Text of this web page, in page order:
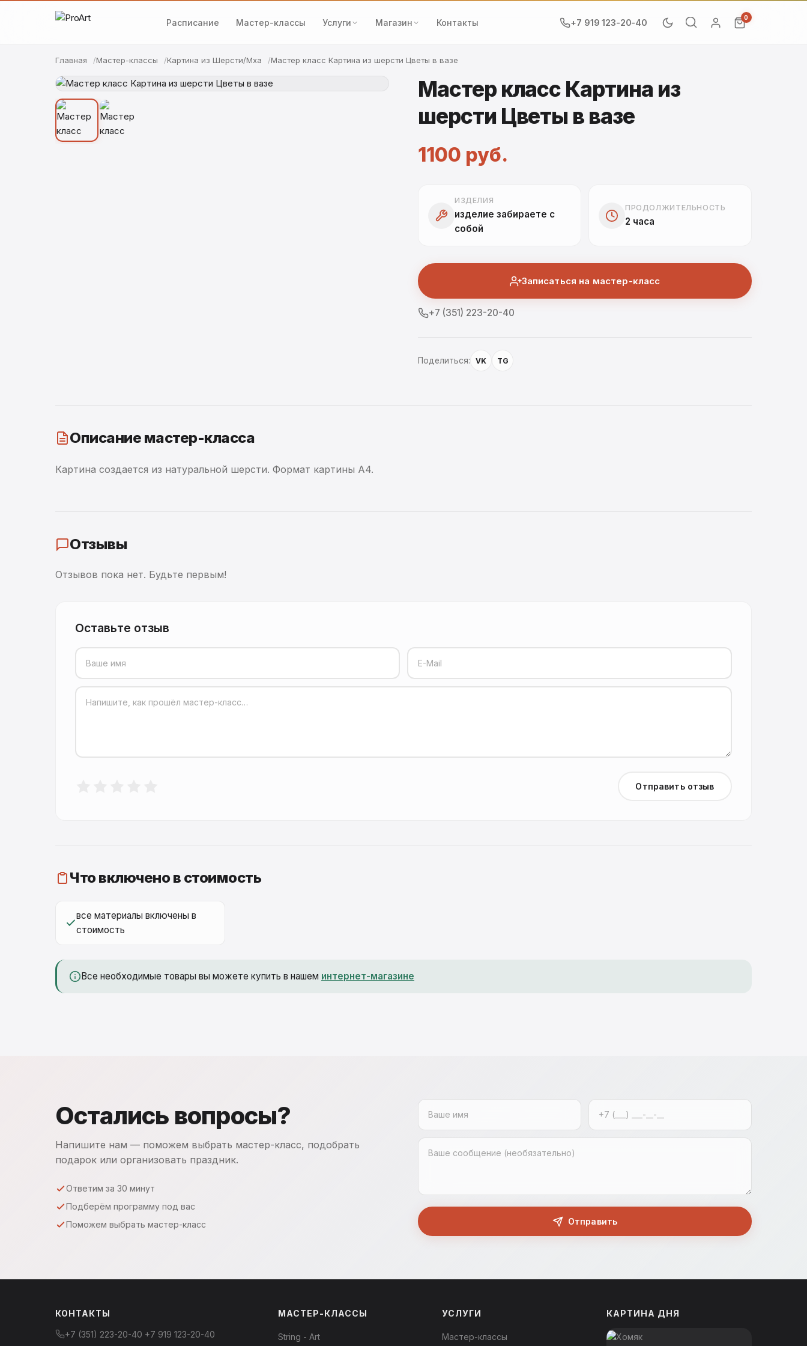
Расписание Мастер-классы Услуги Магазин Контакты +7 919 123-20-40
0
Главная Мастер-классы Картина из Шерсти/Мха Мастер класс Картина из шерсти Цветы в вазе
Мастер класс Картина из
шерсти Цветы в вазе
1100 руб.
ИЗДЕЛИЯ
изделие забираете с
собой
ПРОДОЛЖИТЕЛЬНОСТЬ
2 часа
Записаться на мастер-класс
+7 (351) 223-20-40
Поделиться: VK TG
Описание мастер-класса
Картина создается из натуральной шерсти. Формат картины А4.
Отзывы
Отзывов пока нет. Будьте первым!
Оставьте отзыв
Отправить отзыв
Что включено в стоимость
все материалы включены в
стоимость
Все необходимые товары вы можете купить в нашем интернет-магазине
Остались вопросы?
Напишите нам — поможем выбрать мастер-класс, подобрать
подарок или организовать праздник.
Ответим за 30 минут
Подберём программу под вас
Поможем выбрать мастер-класс
Отправить
КОНТАКТЫ
+7 (351) 223-20-40 +7 919 123-20-40
МАСТЕР-КЛАССЫ
String - Art
УСЛУГИ
Мастер-классы
КАРТИНА ДНЯ